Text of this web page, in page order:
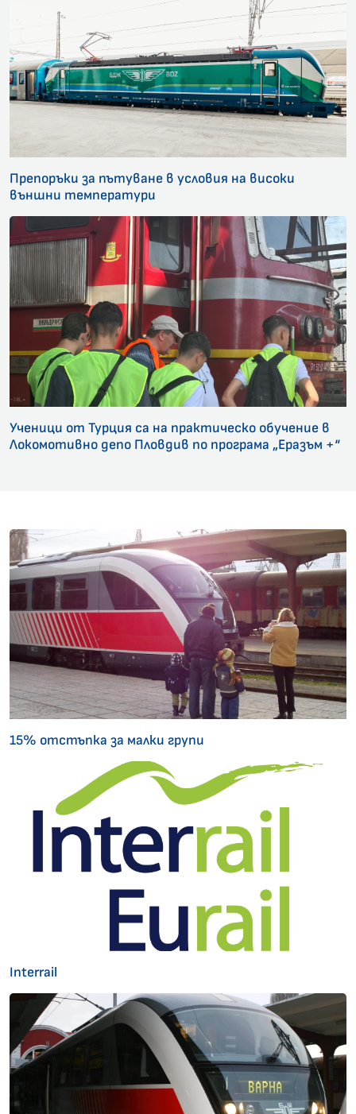
Препоръки за пътуване в условия на високи
външни температури
Ученици от Турция са на практическо обучение в
Локомотивно депо Пловдив по програма „Еразъм +“
15% отстъпка за малки групи
Interrail